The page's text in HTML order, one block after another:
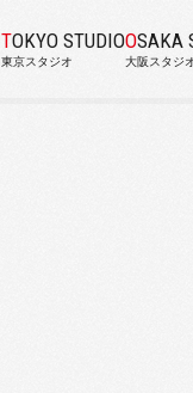
TOKYO STUDIO
東京スタジオ 大阪スタジ